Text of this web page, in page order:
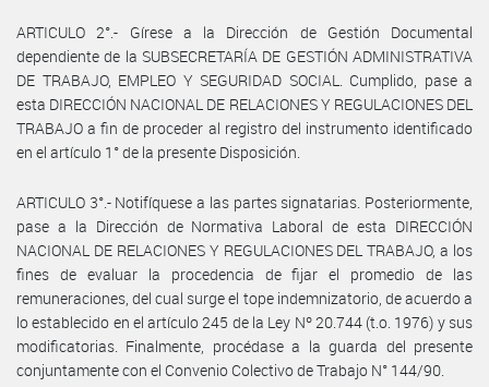
ARTICULO 2°.- Gírese a la Dirección de Gestión Documental
dependiente de la SUBSECRETARÍA DE GESTIÓN ADMINISTRATIVA
DE TRABAJO, EMPLEO Y SEGURIDAD SOCIAL. Cumplido, pase a
esta DIRECCIÓN NACIONAL DE RELACIONES Y REGULACIONES DEL
TRABAJO a fin de proceder al registro del instrumento identificado
en el artículo 1° de la presente Disposición.
ARTICULO 3°.- Notifíquese a las partes signatarias. Posteriormente,
pase a la Dirección de Normativa Laboral de esta DIRECCIÓN
NACIONAL DE RELACIONES Y REGULACIONES DEL TRABAJO, a los
fines de evaluar la procedencia de fijar el promedio de las
remuneraciones, del cual surge el tope indemnizatorio, de acuerdo a
lo establecido en el artículo 245 de la Ley Nº 20.744 (t.o. 1976) y sus
modificatorias. Finalmente, procédase a la guarda del presente
conjuntamente con el Convenio Colectivo de Trabajo N° 144/90.